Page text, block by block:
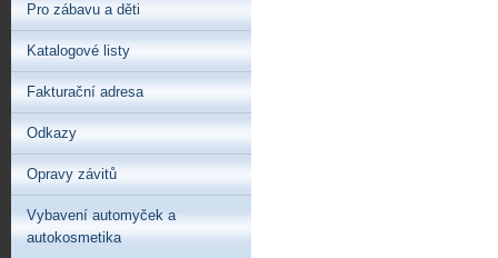
Pro zábavu a děti
Katalogové listy
Fakturační adresa
Odkazy
Opravy závitů
Vybavení automyček a
autokosmetika